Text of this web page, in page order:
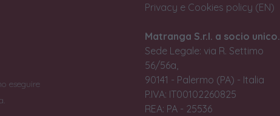
eseguire
Privacy e Cookies policy (EN)
Matranga S.r.l. a socio unico.
Sede Legale: via R. Settimo
56/56a,
90141 - Palermo (PA) - Italia
P.IVA: IT00102260825
REA: PA - 25536